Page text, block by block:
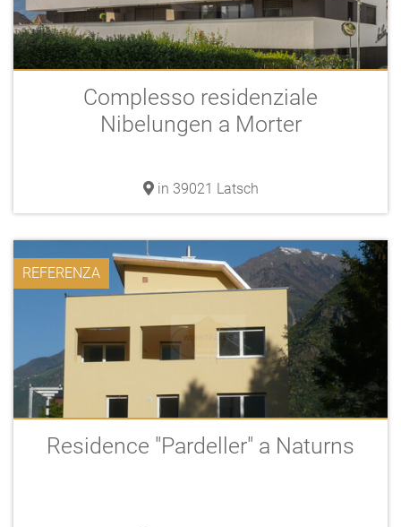
Complesso residenziale
Nibelungen a Morter
in 39021 Latsch
REFERENZA
Residence "Pardeller" a Naturns